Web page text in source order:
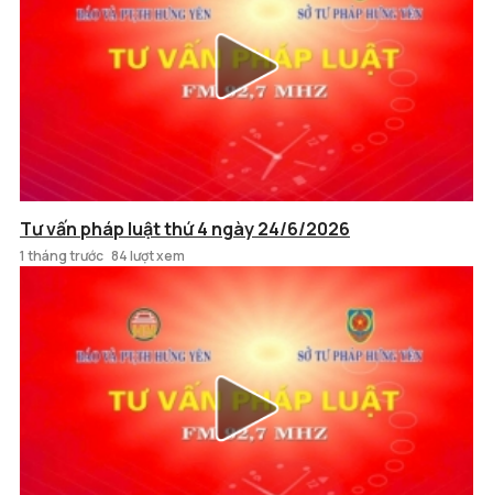
Tư vấn pháp luật thứ 4 ngày 24/6/2026
1 tháng trước 84 lượt xem